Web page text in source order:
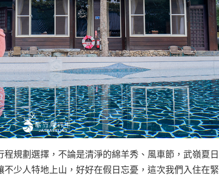
規劃選擇，不論是清淨的綿羊秀、風車節，武嶺夏日
少人特地上山，好好在假日忘憂，這次我們入住在緊